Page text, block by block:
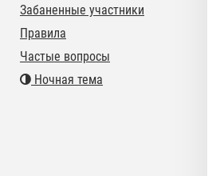
Забаненные участники
Правила
Частые вопросы
Ночная тема